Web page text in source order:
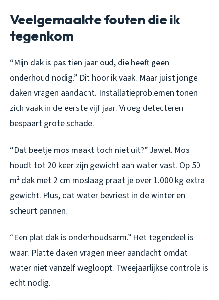
Veelgemaakte fouten die ik
tegenkom
“Mijn dak is pas tien jaar oud, die heeft geen
onderhoud nodig.” Dit hoor ik vaak. Maar juist jonge
daken vragen aandacht. Installatieproblemen tonen
zich vaak in de eerste vijf jaar. Vroeg detecteren
bespaart grote schade.
“Dat beetje mos maakt toch niet uit?” Jawel. Mos
houdt tot 20 keer zijn gewicht aan water vast. Op 50
m² dak met 2 cm moslaag praat je over 1.000 kg extra
gewicht. Plus, dat water bevriest in de winter en
scheurt pannen.
“Een plat dak is onderhoudsarm.” Het tegendeel is
waar. Platte daken vragen meer aandacht omdat
water niet vanzelf wegloopt. Tweejaarlijkse controle is
echt nodig.